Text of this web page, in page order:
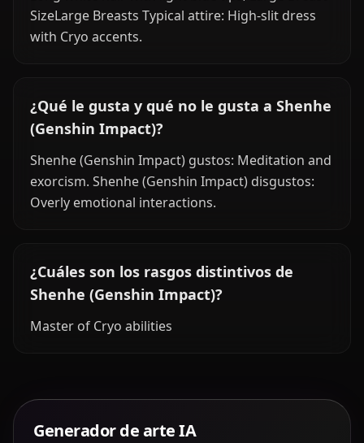
SizeLarge Breasts Typical attire: High-slit dress
with Cryo accents.
¿Qué le gusta y qué no le gusta a Shenhe
(Genshin Impact)?
Shenhe (Genshin Impact) gustos: Meditation and
exorcism. Shenhe (Genshin Impact) disgustos:
Overly emotional interactions.
¿Cuáles son los rasgos distintivos de
Shenhe (Genshin Impact)?
Master of Cryo abilities
Generador de arte IA